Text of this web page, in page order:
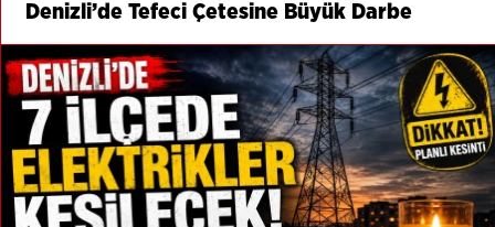
Denizli’de Tefeci Çetesine Büyük Darbe